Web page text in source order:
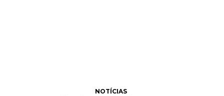
NOTÍCIAS